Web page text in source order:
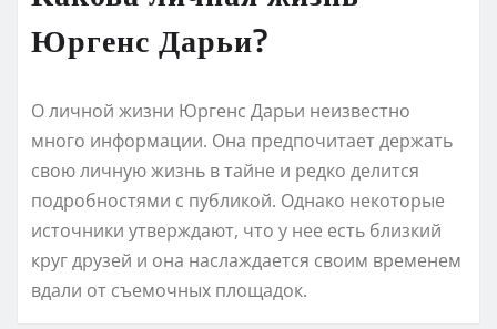
Юргенс Дарьи?
О личной жизни Юргенс Дарьи неизвестно
много информации. Она предпочитает держать
свою личную жизнь в тайне и редко делится
подробностями с публикой. Однако некоторые
источники утверждают, что у нее есть близкий
круг друзей и она наслаждается своим временем
вдали от съемочных площадок.